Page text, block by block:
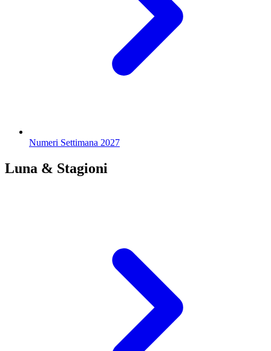
Numeri Settimana 2027
Luna & Stagioni